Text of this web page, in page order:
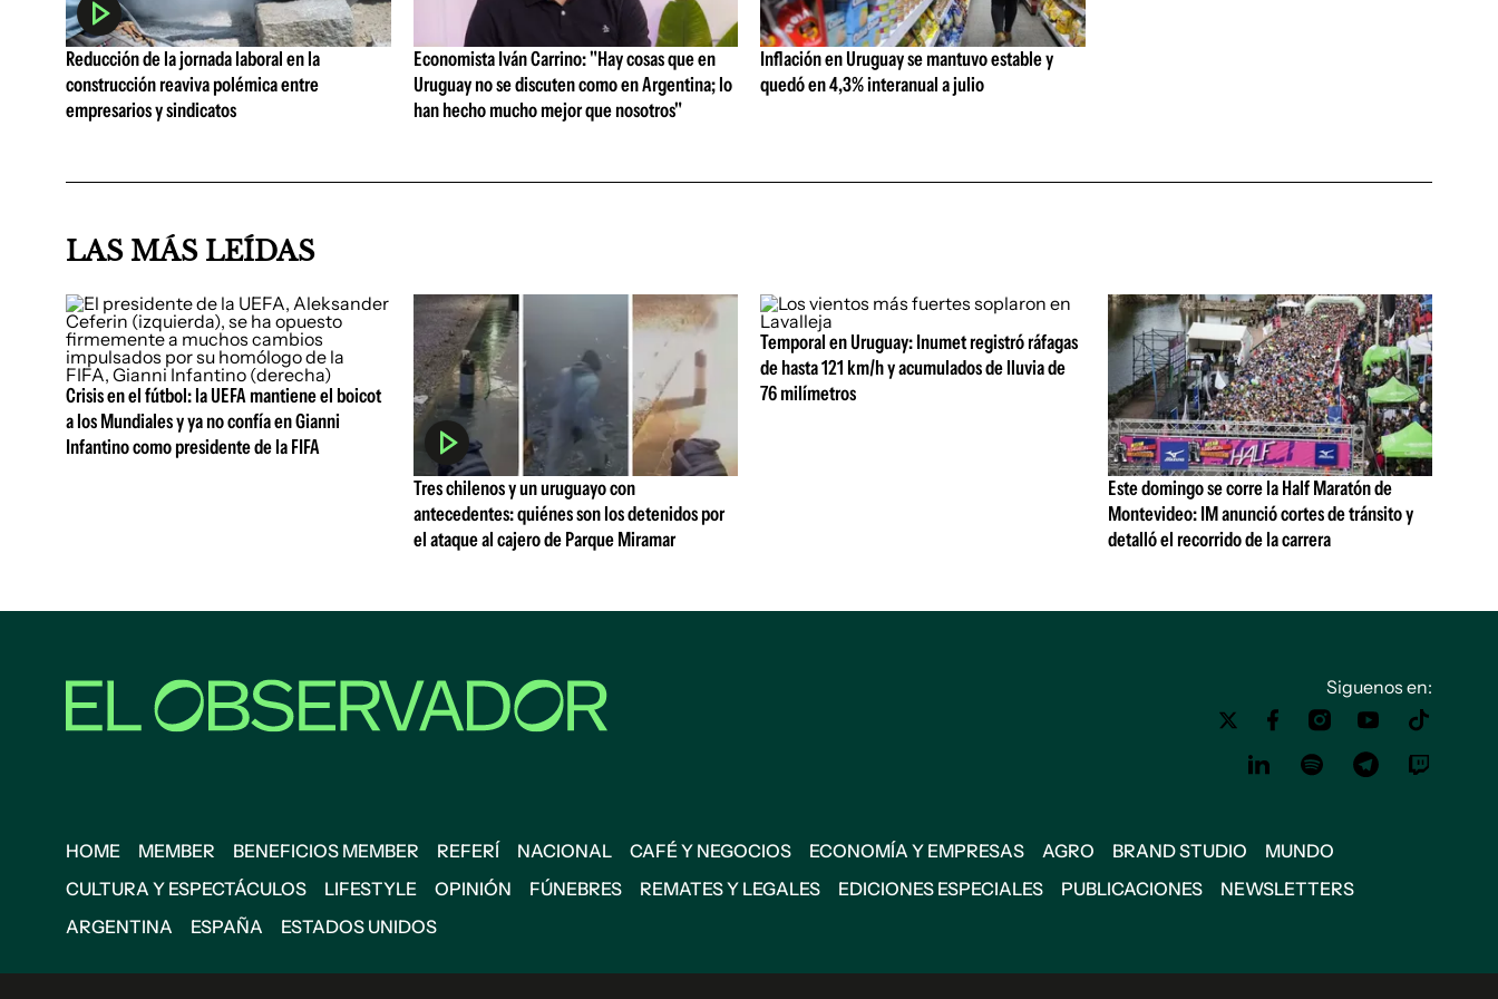
Reducción de la jornada laboral en la
construcción reaviva polémica entre
empresarios y sindicatos
Economista Iván Carrino: "Hay cosas que en
Uruguay no se discuten como en Argentina; lo
han hecho mucho mejor que nosotros"
Inflación en Uruguay se mantuvo estable y
quedó en 4,3% interanual a julio
LAS MÁS LEÍDAS
Crisis en el fútbol: la UEFA mantiene el boicot
a los Mundiales y ya no confía en Gianni
Infantino como presidente de la FIFA
Tres chilenos y un uruguayo con
antecedentes: quiénes son los detenidos por
el ataque al cajero de Parque Miramar
Temporal en Uruguay: Inumet registró ráfagas
de hasta 121 km/h y acumulados de lluvia de
76 milímetros
Este domingo se corre la Half Maratón de
Montevideo: IM anunció cortes de tránsito y
detalló el recorrido de la carrera
Siguenos en:
HOME MEMBER BENEFICIOS MEMBER REFERÍ NACIONAL CAFÉ Y NEGOCIOS ECONOMÍA Y EMPRESAS AGRO BRAND STUDIO
MUNDO
CULTURA Y ESPECTÁCULOS
LIFESTYLE OPINIÓN FÚNEBRES REMATES Y LEGALES EDICIONES ESPECIALES PUBLICACIONES
NEWSLETTERS
ARGENTINA
ESPAÑA ESTADOS UNIDOS